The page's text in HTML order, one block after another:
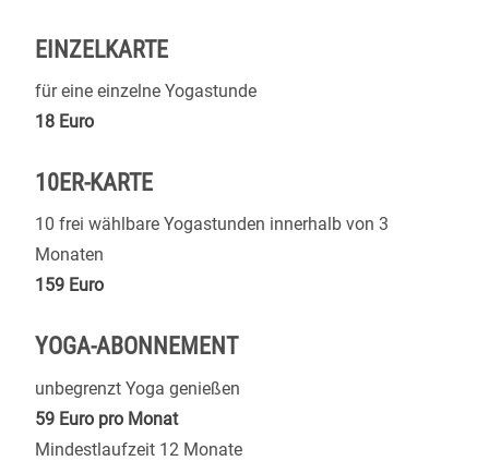
EINZELKARTE
für eine einzelne Yogastunde
18 Euro
10ER-KARTE
10 frei wählbare Yogastunden innerhalb von 3
Monaten
159 Euro
YOGA-ABONNEMENT
unbegrenzt Yoga genießen
59 Euro pro Monat
Mindestlaufzeit 12 Monate